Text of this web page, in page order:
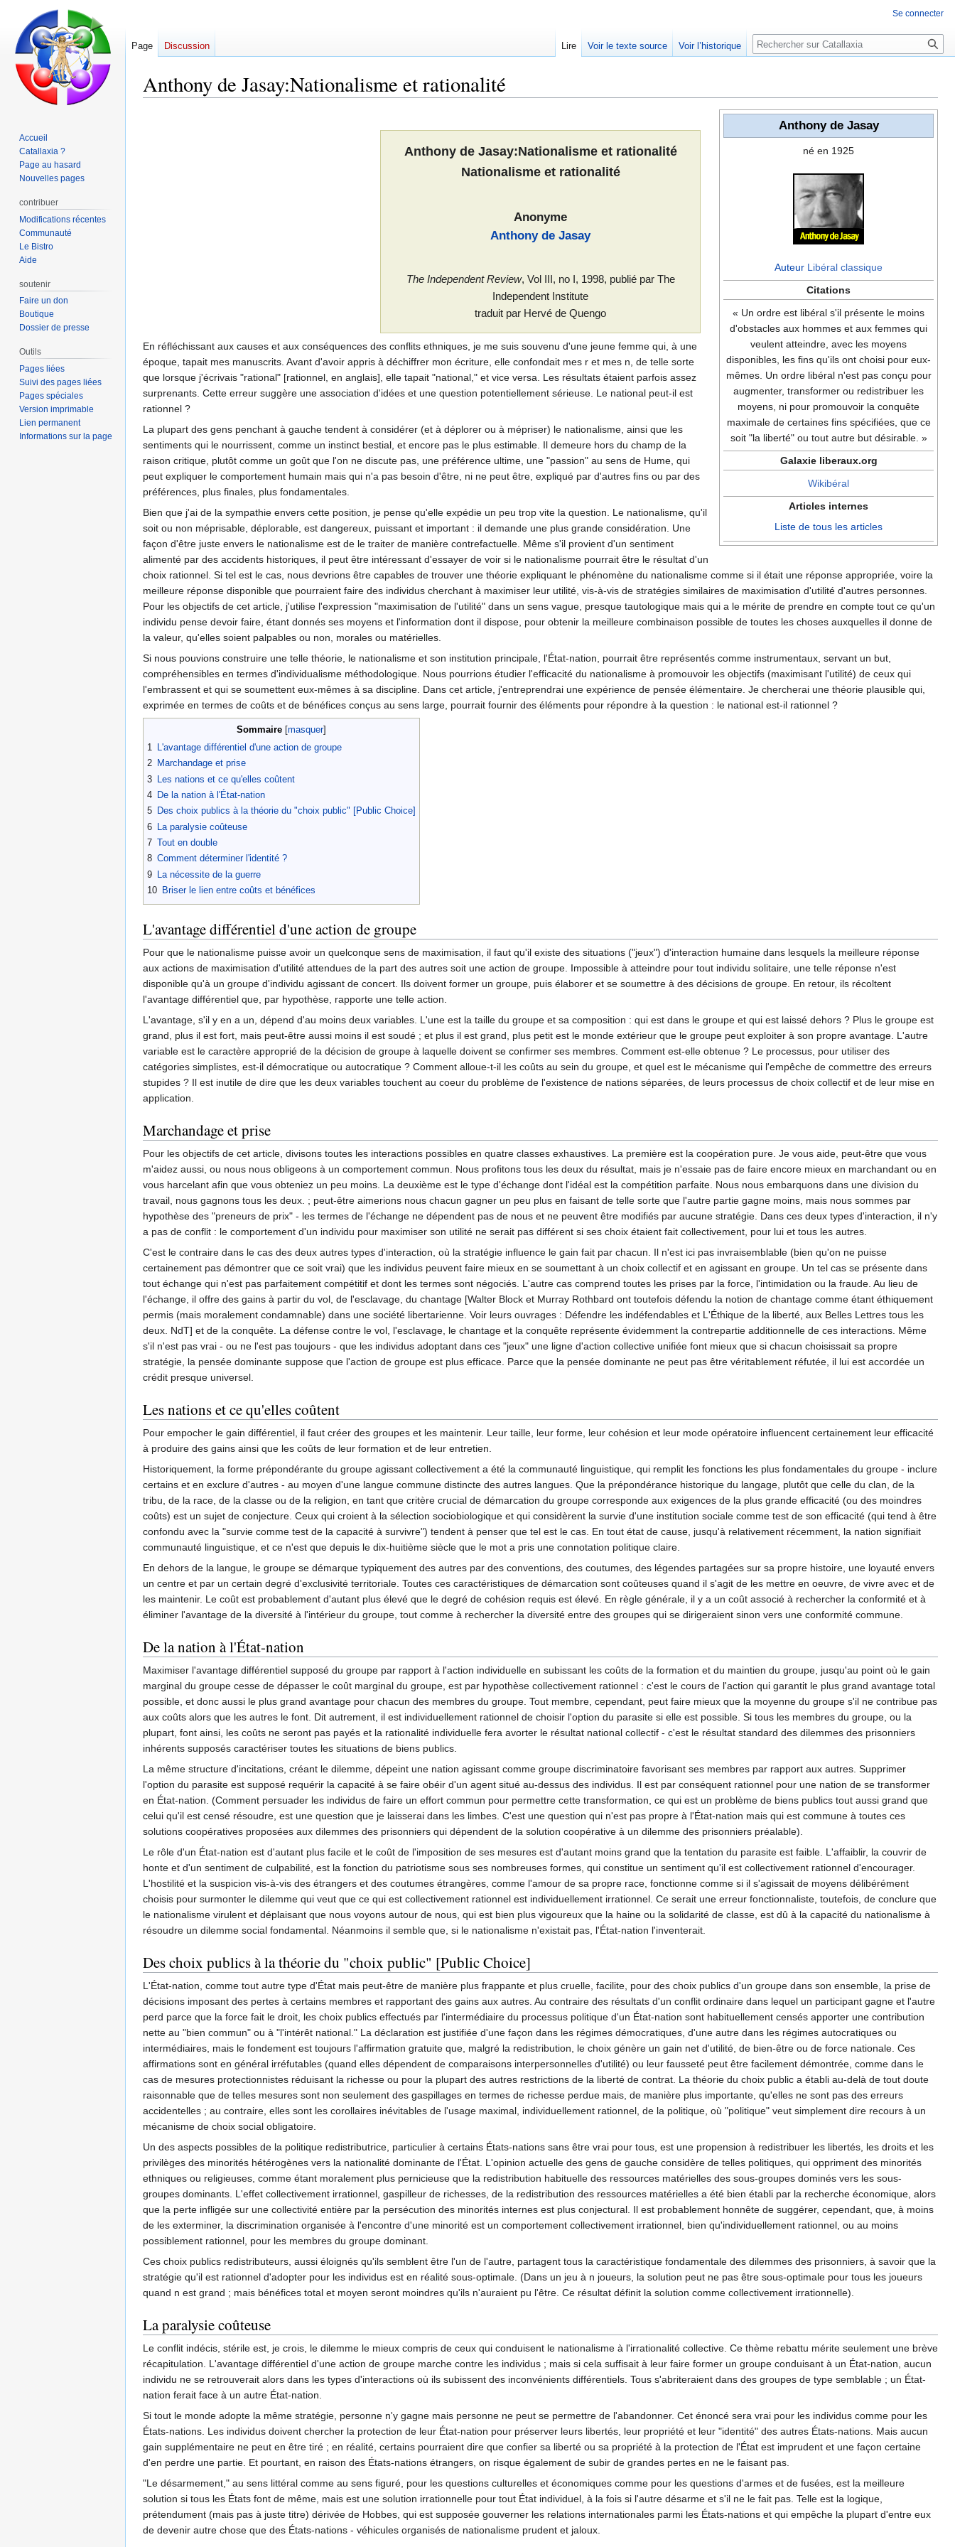
Anthony de Jasay:Nationalisme et rationalité
Anthony de Jasay
né en 1925
Auteur Libéral classique
Citations
« Un ordre est libéral s'il présente le moins
d'obstacles aux hommes et aux femmes qui
veulent atteindre, avec les moyens
disponibles, les fins qu'ils ont choisi pour eux-
mêmes. Un ordre libéral n'est pas conçu pour
augmenter, transformer ou redistribuer les
moyens, ni pour promouvoir la conquête
maximale de certaines fins spécifiées, que ce
soit "la liberté" ou tout autre but désirable. »
Galaxie liberaux.org
Wikibéral
Articles internes
Liste de tous les articles
Anthony de Jasay:Nationalisme et rationalité
Nationalisme et rationalité
Anonyme
Anthony de Jasay
The Independent Review, Vol III, no I, 1998, publié par The
Independent Institute
traduit par Hervé de Quengo
En réfléchissant aux causes et aux conséquences des conflits ethniques, je me suis souvenu d'une jeune femme qui, à une
époque, tapait mes manuscrits. Avant d'avoir appris à déchiffrer mon écriture, elle confondait mes r et mes n, de telle sorte
que lorsque j'écrivais "rational" [rationnel, en anglais], elle tapait "national," et vice versa. Les résultats étaient parfois assez
surprenants. Cette erreur suggère une association d'idées et une question potentiellement sérieuse. Le national peut-il est
rationnel ?
La plupart des gens penchant à gauche tendent à considérer (et à déplorer ou à mépriser) le nationalisme, ainsi que les
sentiments qui le nourrissent, comme un instinct bestial, et encore pas le plus estimable. Il demeure hors du champ de la
raison critique, plutôt comme un goût que l'on ne discute pas, une préférence ultime, une "passion" au sens de Hume, qui
peut expliquer le comportement humain mais qui n'a pas besoin d'être, ni ne peut être, expliqué par d'autres fins ou par des
préférences, plus finales, plus fondamentales.
Bien que j'ai de la sympathie envers cette position, je pense qu'elle expédie un peu trop vite la question. Le nationalisme, qu'il
soit ou non méprisable, déplorable, est dangereux, puissant et important : il demande une plus grande considération. Une
façon d'être juste envers le nationalisme est de le traiter de manière contrefactuelle. Même s'il provient d'un sentiment
alimenté par des accidents historiques, il peut être intéressant d'essayer de voir si le nationalisme pourrait être le résultat d'un
choix rationnel. Si tel est le cas, nous devrions être capables de trouver une théorie expliquant le phénomène du nationalisme comme si il était une réponse appropriée, voire la
meilleure réponse disponible que pourraient faire des individus cherchant à maximiser leur utilité, vis-à-vis de stratégies similaires de maximisation d'utilité d'autres personnes.
Pour les objectifs de cet article, j'utilise l'expression "maximisation de l'utilité" dans un sens vague, presque tautologique mais qui a le mérite de prendre en compte tout ce qu'un
individu pense devoir faire, étant donnés ses moyens et l'information dont il dispose, pour obtenir la meilleure combinaison possible de toutes les choses auxquelles il donne de
la valeur, qu'elles soient palpables ou non, morales ou matérielles.
Si nous pouvions construire une telle théorie, le nationalisme et son institution principale, l'État-nation, pourrait être représentés comme instrumentaux, servant un but,
compréhensibles en termes d'individualisme méthodologique. Nous pourrions étudier l'efficacité du nationalisme à promouvoir les objectifs (maximisant l'utilité) de ceux qui
l'embrassent et qui se soumettent eux-mêmes à sa discipline. Dans cet article, j'entreprendrai une expérience de pensée élémentaire. Je chercherai une théorie plausible qui,
exprimée en termes de coûts et de bénéfices conçus au sens large, pourrait fournir des éléments pour répondre à la question : le national est-il rationnel ?
Sommaire
1 L'avantage différentiel d'une action de groupe
2 Marchandage et prise
3 Les nations et ce qu'elles coûtent
4 De la nation à l'État-nation
5 Des choix publics à la théorie du "choix public" [Public Choice]
6 La paralysie coûteuse
7 Tout en double
8 Comment déterminer l'identité ?
9 La nécessite de la guerre
10 Briser le lien entre coûts et bénéfices
L'avantage différentiel d'une action de groupe
Pour que le nationalisme puisse avoir un quelconque sens de maximisation, il faut qu'il existe des situations ("jeux") d'interaction humaine dans lesquels la meilleure réponse
aux actions de maximisation d'utilité attendues de la part des autres soit une action de groupe. Impossible à atteindre pour tout individu solitaire, une telle réponse n'est
disponible qu'à un groupe d'individu agissant de concert. Ils doivent former un groupe, puis élaborer et se soumettre à des décisions de groupe. En retour, ils récoltent
l'avantage différentiel que, par hypothèse, rapporte une telle action.
L'avantage, s'il y en a un, dépend d'au moins deux variables. L'une est la taille du groupe et sa composition : qui est dans le groupe et qui est laissé dehors ? Plus le groupe est
grand, plus il est fort, mais peut-être aussi moins il est soudé ; et plus il est grand, plus petit est le monde extérieur que le groupe peut exploiter à son propre avantage. L'autre
variable est le caractère approprié de la décision de groupe à laquelle doivent se confirmer ses membres. Comment est-elle obtenue ? Le processus, pour utiliser des
catégories simplistes, est-il démocratique ou autocratique ? Comment alloue-t-il les coûts au sein du groupe, et quel est le mécanisme qui l'empêche de commettre des erreurs
stupides ? Il est inutile de dire que les deux variables touchent au coeur du problème de l'existence de nations séparées, de leurs processus de choix collectif et de leur mise en
application.
Marchandage et prise
Pour les objectifs de cet article, divisons toutes les interactions possibles en quatre classes exhaustives. La première est la coopération pure. Je vous aide, peut-être que vous
m'aidez aussi, ou nous nous obligeons à un comportement commun. Nous profitons tous les deux du résultat, mais je n'essaie pas de faire encore mieux en marchandant ou en
vous harcelant afin que vous obteniez un peu moins. La deuxième est le type d'échange dont l'idéal est la compétition parfaite. Nous nous embarquons dans une division du
travail, nous gagnons tous les deux. ; peut-être aimerions nous chacun gagner un peu plus en faisant de telle sorte que l'autre partie gagne moins, mais nous sommes par
hypothèse des "preneurs de prix" - les termes de l'échange ne dépendent pas de nous et ne peuvent être modifiés par aucune stratégie. Dans ces deux types d'interaction, il n'y
a pas de conflit : le comportement d'un individu pour maximiser son utilité ne serait pas différent si ses choix étaient fait collectivement, pour lui et tous les autres.
C'est le contraire dans le cas des deux autres types d'interaction, où la stratégie influence le gain fait par chacun. Il n'est ici pas invraisemblable (bien qu'on ne puisse
certainement pas démontrer que ce soit vrai) que les individus peuvent faire mieux en se soumettant à un choix collectif et en agissant en groupe. Un tel cas se présente dans
tout échange qui n'est pas parfaitement compétitif et dont les termes sont négociés. L'autre cas comprend toutes les prises par la force, l'intimidation ou la fraude. Au lieu de
l'échange, il offre des gains à partir du vol, de l'esclavage, du chantage [Walter Block et Murray Rothbard ont toutefois défendu la notion de chantage comme étant éthiquement
permis (mais moralement condamnable) dans une société libertarienne. Voir leurs ouvrages : Défendre les indéfendables et L'Éthique de la liberté, aux Belles Lettres tous les
deux. NdT] et de la conquête. La défense contre le vol, l'esclavage, le chantage et la conquête représente évidemment la contrepartie additionnelle de ces interactions. Même
s'il n'est pas vrai - ou ne l'est pas toujours - que les individus adoptant dans ces "jeux" une ligne d'action collective unifiée font mieux que si chacun choisissait sa propre
stratégie, la pensée dominante suppose que l'action de groupe est plus efficace. Parce que la pensée dominante ne peut pas être véritablement réfutée, il lui est accordée un
crédit presque universel.
Les nations et ce qu'elles coûtent
Pour empocher le gain différentiel, il faut créer des groupes et les maintenir. Leur taille, leur forme, leur cohésion et leur mode opératoire influencent certainement leur efficacité
à produire des gains ainsi que les coûts de leur formation et de leur entretien.
Historiquement, la forme prépondérante du groupe agissant collectivement a été la communauté linguistique, qui remplit les fonctions les plus fondamentales du groupe - inclure
certains et en exclure d'autres - au moyen d'une langue commune distincte des autres langues. Que la prépondérance historique du langage, plutôt que celle du clan, de la
tribu, de la race, de la classe ou de la religion, en tant que critère crucial de démarcation du groupe corresponde aux exigences de la plus grande efficacité (ou des moindres
coûts) est un sujet de conjecture. Ceux qui croient à la sélection sociobiologique et qui considèrent la survie d'une institution sociale comme test de son efficacité (qui tend à être
confondu avec la "survie comme test de la capacité à survivre") tendent à penser que tel est le cas. En tout état de cause, jusqu'à relativement récemment, la nation signifiait
communauté linguistique, et ce n'est que depuis le dix-huitième siècle que le mot a pris une connotation politique claire.
En dehors de la langue, le groupe se démarque typiquement des autres par des conventions, des coutumes, des légendes partagées sur sa propre histoire, une loyauté envers
un centre et par un certain degré d'exclusivité territoriale. Toutes ces caractéristiques de démarcation sont coûteuses quand il s'agit de les mettre en oeuvre, de vivre avec et de
les maintenir. Le coût est probablement d'autant plus élevé que le degré de cohésion requis est élevé. En règle générale, il y a un coût associé à rechercher la conformité et à
éliminer l'avantage de la diversité à l'intérieur du groupe, tout comme à rechercher la diversité entre des groupes qui se dirigeraient sinon vers une conformité commune.
De la nation à l'État-nation
Maximiser l'avantage différentiel supposé du groupe par rapport à l'action individuelle en subissant les coûts de la formation et du maintien du groupe, jusqu'au point où le gain
marginal du groupe cesse de dépasser le coût marginal du groupe, est par hypothèse collectivement rationnel : c'est le cours de l'action qui garantit le plus grand avantage total
possible, et donc aussi le plus grand avantage pour chacun des membres du groupe. Tout membre, cependant, peut faire mieux que la moyenne du groupe s'il ne contribue pas
aux coûts alors que les autres le font. Dit autrement, il est individuellement rationnel de choisir l'option du parasite si elle est possible. Si tous les membres du groupe, ou la
plupart, font ainsi, les coûts ne seront pas payés et la rationalité individuelle fera avorter le résultat national collectif - c'est le résultat standard des dilemmes des prisonniers
inhérents supposés caractériser toutes les situations de biens publics.
La même structure d'incitations, créant le dilemme, dépeint une nation agissant comme groupe discriminatoire favorisant ses membres par rapport aux autres. Supprimer
l'option du parasite est supposé requérir la capacité à se faire obéir d'un agent situé au-dessus des individus. Il est par conséquent rationnel pour une nation de se transformer
en État-nation. (Comment persuader les individus de faire un effort commun pour permettre cette transformation, ce qui est un problème de biens publics tout aussi grand que
celui qu'il est censé résoudre, est une question que je laisserai dans les limbes. C'est une question qui n'est pas propre à l'État-nation mais qui est commune à toutes ces
solutions coopératives proposées aux dilemmes des prisonniers qui dépendent de la solution coopérative à un dilemme des prisonniers préalable).
Le rôle d'un État-nation est d'autant plus facile et le coût de l'imposition de ses mesures est d'autant moins grand que la tentation du parasite est faible. L'affaiblir, la couvrir de
honte et d'un sentiment de culpabilité, est la fonction du patriotisme sous ses nombreuses formes, qui constitue un sentiment qu'il est collectivement rationnel d'encourager.
L'hostilité et la suspicion vis-à-vis des étrangers et des coutumes étrangères, comme l'amour de sa propre race, fonctionne comme si il s'agissait de moyens délibérément
choisis pour surmonter le dilemme qui veut que ce qui est collectivement rationnel est individuellement irrationnel. Ce serait une erreur fonctionnaliste, toutefois, de conclure que
le nationalisme virulent et déplaisant que nous voyons autour de nous, qui est bien plus vigoureux que la haine ou la solidarité de classe, est dû à la capacité du nationalisme à
résoudre un dilemme social fondamental. Néanmoins il semble que, si le nationalisme n'existait pas, l'État-nation l'inventerait.
Des choix publics à la théorie du "choix public" [Public Choice]
L'État-nation, comme tout autre type d'État mais peut-être de manière plus frappante et plus cruelle, facilite, pour des choix publics d'un groupe dans son ensemble, la prise de
décisions imposant des pertes à certains membres et rapportant des gains aux autres. Au contraire des résultats d'un conflit ordinaire dans lequel un participant gagne et l'autre
perd parce que la force fait le droit, les choix publics effectués par l'intermédiaire du processus politique d'un État-nation sont habituellement censés apporter une contribution
nette au "bien commun" ou à "l'intérêt national." La déclaration est justifiée d'une façon dans les régimes démocratiques, d'une autre dans les régimes autocratiques ou
intermédiaires, mais le fondement est toujours l'affirmation gratuite que, malgré la redistribution, le choix génère un gain net d'utilité, de bien-être ou de force nationale. Ces
affirmations sont en général irréfutables (quand elles dépendent de comparaisons interpersonnelles d'utilité) ou leur fausseté peut être facilement démontrée, comme dans le
cas de mesures protectionnistes réduisant la richesse ou pour la plupart des autres restrictions de la liberté de contrat. La théorie du choix public a établi au-delà de tout doute
raisonnable que de telles mesures sont non seulement des gaspillages en termes de richesse perdue mais, de manière plus importante, qu'elles ne sont pas des erreurs
accidentelles ; au contraire, elles sont les corollaires inévitables de l'usage maximal, individuellement rationnel, de la politique, où "politique" veut simplement dire recours à un
mécanisme de choix social obligatoire.
Un des aspects possibles de la politique redistributrice, particulier à certains États-nations sans être vrai pour tous, est une propension à redistribuer les libertés, les droits et les
privilèges des minorités hétérogènes vers la nationalité dominante de l'État. L'opinion actuelle des gens de gauche considère de telles politiques, qui oppriment des minorités
ethniques ou religieuses, comme étant moralement plus pernicieuse que la redistribution habituelle des ressources matérielles des sous-groupes dominés vers les sous-
groupes dominants. L'effet collectivement irrationnel, gaspilleur de richesses, de la redistribution des ressources matérielles a été bien établi par la recherche économique, alors
que la perte infligée sur une collectivité entière par la persécution des minorités internes est plus conjectural. Il est probablement honnête de suggérer, cependant, que, à moins
de les exterminer, la discrimination organisée à l'encontre d'une minorité est un comportement collectivement irrationnel, bien qu'individuellement rationnel, ou au moins
possiblement rationnel, pour les membres du groupe dominant.
Ces choix publics redistributeurs, aussi éloignés qu'ils semblent être l'un de l'autre, partagent tous la caractéristique fondamentale des dilemmes des prisonniers, à savoir que la
stratégie qu'il est rationnel d'adopter pour les individus est en réalité sous-optimale. (Dans un jeu à n joueurs, la solution peut ne pas être sous-optimale pour tous les joueurs
quand n est grand ; mais bénéfices total et moyen seront moindres qu'ils n'auraient pu l'être. Ce résultat définit la solution comme collectivement irrationnelle).
La paralysie coûteuse
Le conflit indécis, stérile est, je crois, le dilemme le mieux compris de ceux qui conduisent le nationalisme à l'irrationalité collective. Ce thème rebattu mérite seulement une brève
récapitulation. L'avantage différentiel d'une action de groupe marche contre les individus ; mais si cela suffisait à leur faire former un groupe conduisant à un État-nation, aucun
individu ne se retrouverait alors dans les types d'interactions où ils subissent des inconvénients différentiels. Tous s'abriteraient dans des groupes de type semblable ; un État-
nation ferait face à un autre État-nation.
Si tout le monde adopte la même stratégie, personne n'y gagne mais personne ne peut se permettre de l'abandonner. Cet énoncé sera vrai pour les individus comme pour les
États-nations. Les individus doivent chercher la protection de leur État-nation pour préserver leurs libertés, leur propriété et leur "identité" des autres États-nations. Mais aucun
gain supplémentaire ne peut en être tiré ; en réalité, certains pourraient dire que confier sa liberté ou sa propriété à la protection de l'État est imprudent et une façon certaine
d'en perdre une partie. Et pourtant, en raison des États-nations étrangers, on risque également de subir de grandes pertes en ne le faisant pas.
"Le désarmement," au sens littéral comme au sens figuré, pour les questions culturelles et économiques comme pour les questions d'armes et de fusées, est la meilleure
solution si tous les États font de même, mais est une solution irrationnelle pour tout État individuel, à la fois si l'autre désarme et s'il ne le fait pas. Telle est la logique,
prétendument (mais pas à juste titre) dérivée de Hobbes, qui est supposée gouverner les relations internationales parmi les États-nations et qui empêche la plupart d'entre eux
de devenir autre chose que des États-nations - véhicules organisés de nationalisme prudent et jaloux.
Se connecter
Page Discussion Lire Voir le texte source Voir l’historique Rechercher
Accueil
Catallaxia ?
Page au hasard
Nouvelles pages
contribuer
Modifications récentes
Communauté
Le Bistro
Aide
soutenir
Faire un don
Boutique
Dossier de presse
Outils
Pages liées
Suivi des pages liées
Pages spéciales
Version imprimable
Lien permanent
Informations sur la page